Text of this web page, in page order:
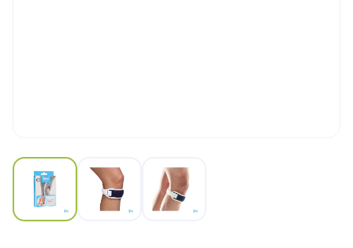
View larger imageView larger imageView larger image